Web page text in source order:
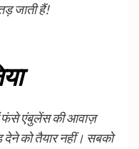
जाती हैं!
में फंसे एंबुलेंस की आवाज़
को तैयार नहीं। सबको